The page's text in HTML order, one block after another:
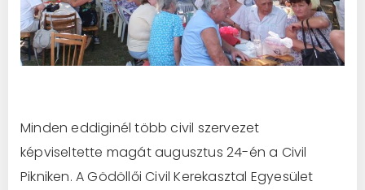
Minden eddiginél több civil szervezet
képviseltette magát augusztus 24-én a Civil
Pikniken. A Gödöllői Civil Kerekasztal Egyesület